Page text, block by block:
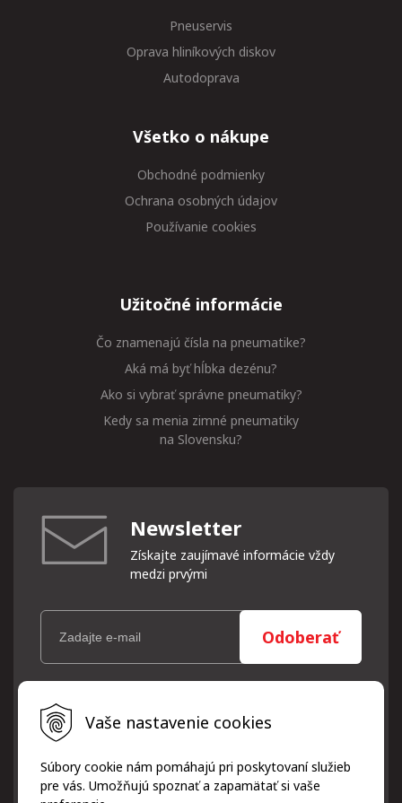
Vaše nastavenie cookies
Súbory cookie nám pomáhajú pri poskytovaní služieb
pre vás. Umožňujú spoznať a zapamätať si vaše
Pneuservis
Oprava hliníkových diskov
Autodoprava
Všetko o nákupe
Obchodné podmienky
Ochrana osobných údajov
Používanie cookies
Užitočné informácie
Čo znamenajú čísla na pneumatike?
Aká má byť hĺbka dezénu?
Ako si vybrať správne pneumatiky?
Kedy sa menia zimné pneumatiky
na Slovensku?
Newsletter
Získajte zaujímavé informácie vždy
medzi prvými
Odoberať
Vaše osobné údaje (email) budeme spracovávať len za týmto
účelom v súlade s platnou legislatívou a zásadami ochrany
osobných údajov. Súhlas potvrdíte kliknutím na odkaz, ktorý
písomne, emailom alebo kliknutím na odkaz z ktoréhokoľvek
informačného emailu.